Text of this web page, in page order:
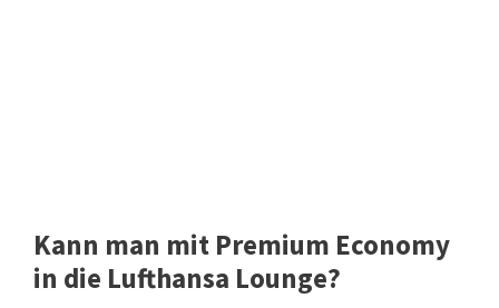
Kann man mit Premium Economy
in die Lufthansa Lounge?